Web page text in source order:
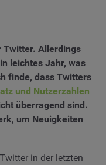
Twitter. Allerdings
leichtes Jahr, was
finde, dass Twitters
und Nutzerzahlen
überragend sind.
um Neuigkeiten
in der letzten